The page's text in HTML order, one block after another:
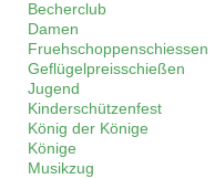
Becherclub
Damen
Fruehschoppenschiessen
Geflügelpreisschießen
Jugend
Kinderschützenfest
König der Könige
Könige
Musikzug